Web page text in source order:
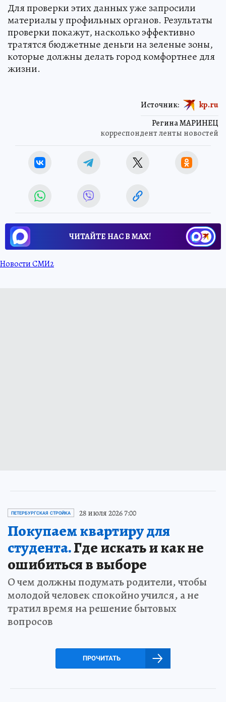
Для проверки этих данных уже запросили
материалы у профильных органов. Результаты
проверки покажут, насколько эффективно
тратятся бюджетные деньги на зеленые зоны,
которые должны делать город комфортнее для
жизни.
Регина МАРИНЕЦ
корреспондент ленты новостей
Источник: kp.ru
ЧИТАЙТЕ НАС В МАХ!
Новости СМИ2
ПЕТЕРБУРГСКАЯ СТРОЙКА 28 июля 2026 7:00
Покупаем квартиру для
студента.Где искать и как не
ошибиться в выборе
О чем должны подумать родители, чтобы
молодой человек спокойно учился, а не
тратил время на решение бытовых
вопросов
ПРОЧИТАТЬ